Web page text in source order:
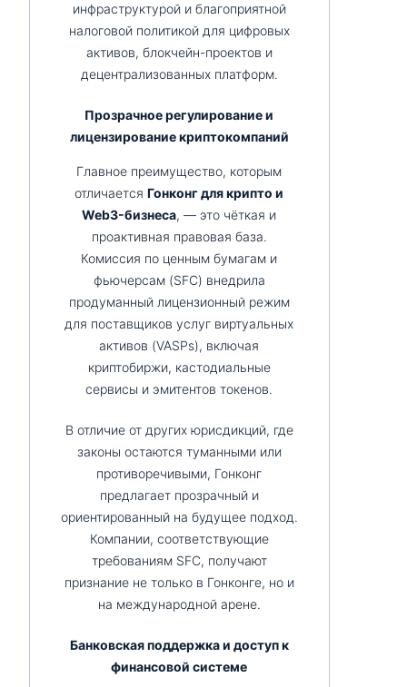
инфраструктурой и благоприятной
налоговой политикой для цифровых
активов, блокчейн-проектов и
децентрализованных платформ.
Прозрачное регулирование и
лицензирование криптокомпаний
Главное преимущество, которым
отличаетсяГонконг для крипто и
Web3-бизнеса, — это чёткая и
проактивная правовая база.
Комиссия по ценным бумагам и
фьючерсам (SFC) внедрила
продуманный лицензионный режим
для поставщиков услуг виртуальных
активов (VASPs), включая
криптобиржи, кастодиальные
сервисы и эмитентов токенов.
В отличие от других юрисдикций, где
законы остаются туманными или
противоречивыми, Гонконг
предлагает прозрачный и
ориентированный на будущее подход.
Компании, соответствующие
требованиям SFC, получают
признание не только в Гонконге, но и
на международной арене.
Банковская поддержка и доступ к
финансовой системе